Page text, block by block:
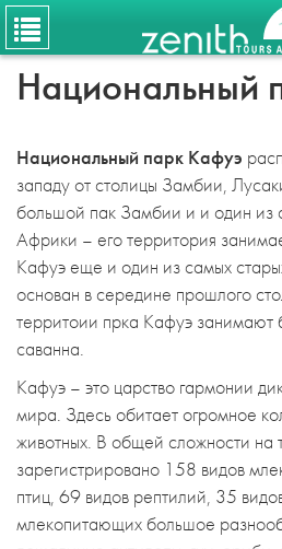
Национальный
Национальный парк Кафуэ
западу от столицы Замбии,
большой пак Замбии и и один из
Африки – его территория
Кафуэ еще и один из самых
основан в середине прошлого
территоии прка Кафуэ занимают
саванна.
Кафуэ – это царство гармонии
мира. Здесь обитает огромное
животных. В общей сложности на
зарегистрировано 158 видов
птиц, 69 видов рептилий, 35
млекопитающих большое